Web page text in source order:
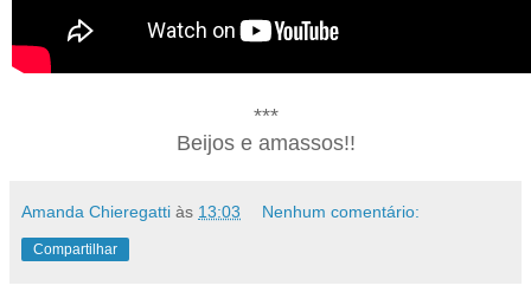
***
Beijos e amassos!!
Amanda Chieregatti às 13:03 Nenhum comentário:
Compartilhar